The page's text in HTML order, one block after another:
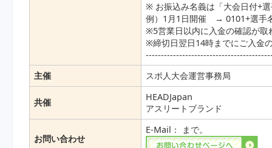
※ お振込み名義は「大会日付+
例）1月1日開催 → 0101+選手
※5営業日以内に入金の確認が取
※締切日翌日14時までにご入金
主催
スポ人大会運営事務局
共催
HEADJapan
アスリートブランド
お問い合わせ
E-Mail： まで。